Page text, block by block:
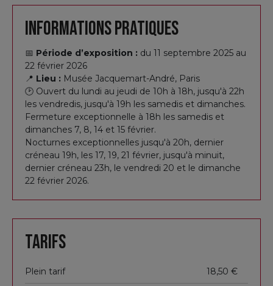
originalité. Ses tableaux se distinguent notamment
par un réalisme et des compositions sobres, qui
contrastent avec l’intensité dramatique des toiles
caravagistes italiennes.
Fasciné par les jeux de lumière artificielle, il réalise
plusieursscènes nocturnes à la chandelle—
parmi lesquellesLa Femme à la puce,Job raillé
par sa femme ou encoreLes Joueurs de dés
devenues emblématiques.
La flamme vacillante d’une bougie s’impose alors
la densité des matières, confère à ses toiles une
intensité à la fois poétique
intemporelle.
Informations pratiques
📅 Période d’exposition : du 11 septembre 2025 au
22 février 2026
📍 Lieu : Musée Jacquemart-André, Paris
🕑 Ouvert du lundi au jeudi de 10h à 18h, jusqu'à 22h
les vendredis, jusqu'à 19h les samedis et dimanches.
Fermeture exceptionnelle à 18h les samedis et
dimanches 7, 8, 14 et 15 février.
Nocturnes exceptionnelles jusqu'à 20h, dernier
créneau 19h, les 17, 19, 21 février, jusqu'à minuit,
dernier créneau 23h, le vendredi 20 et le dimanche
22 février 2026.
Tarifs
Plein tarif 18,50 €